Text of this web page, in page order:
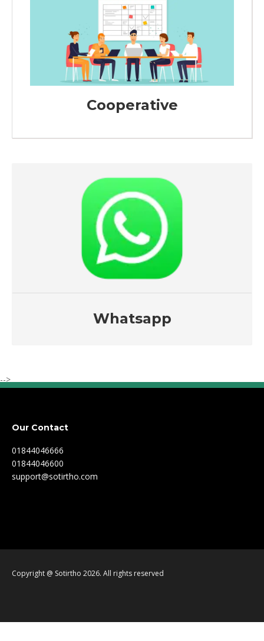
Cooperative
01844046666
01844046600
support@sotirtho.com